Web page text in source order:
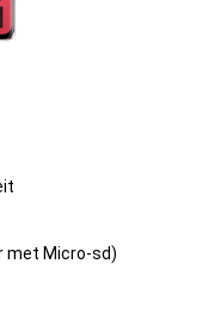
met Micro-sd)